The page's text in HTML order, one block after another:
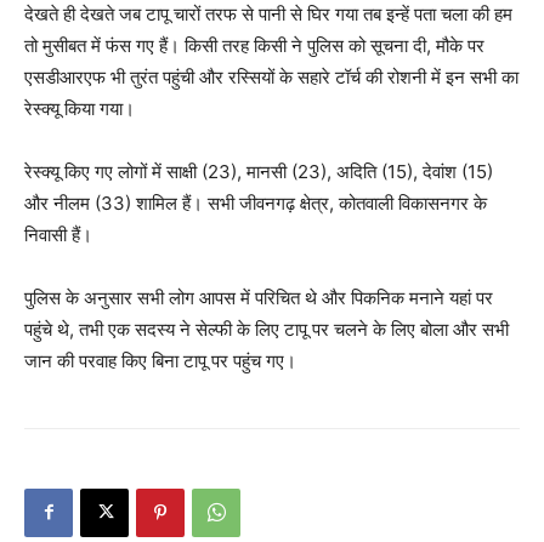
देखते ही देखते जब टापू चारों तरफ से पानी से घिर गया तब इन्हें पता चला की हम
तो मुसीबत में फंस गए हैं। किसी तरह किसी ने पुलिस को सूचना दी, मौके पर
एसडीआरएफ भी तुरंत पहुंची और रस्सियों के सहारे टॉर्च की रोशनी में इन सभी का
रेस्क्यू किया गया।
रेस्क्यू किए गए लोगों में साक्षी (23), मानसी (23), अदिति (15), देवांश (15)
और नीलम (33) शामिल हैं। सभी जीवनगढ़ क्षेत्र, कोतवाली विकासनगर के
निवासी हैं।
पुलिस के अनुसार सभी लोग आपस में परिचित थे और पिकनिक मनाने यहां पर
पहुंचे थे, तभी एक सदस्य ने सेल्फी के लिए टापू पर चलने के लिए बोला और सभी
जान की परवाह किए बिना टापू पर पहुंच गए।